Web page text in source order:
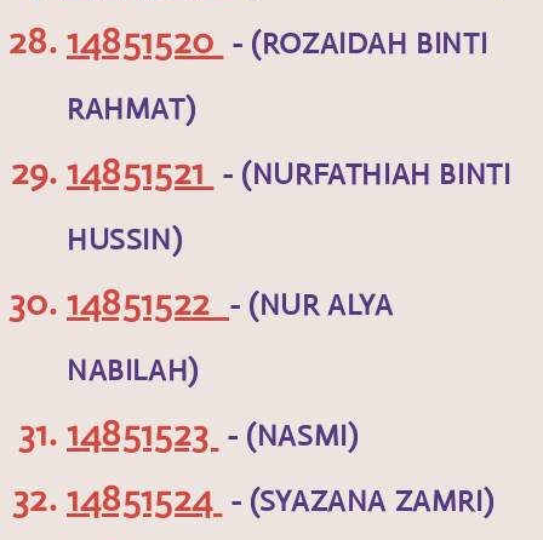
14851520 - (ROZAIDAH BINTI
RAHMAT)
14851521 - (NURFATHIAH BINTI
HUSSIN)
14851522 - (NUR ALYA
NABILAH)
14851523 - (NASMI)
14851524 - (SYAZANA ZAMRI)